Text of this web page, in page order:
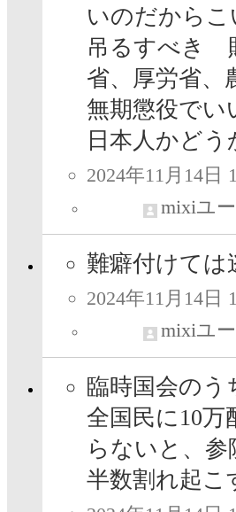
いのだから
吊るすべき
省、厚労省、
無期懲役で
日本人かど
2024年11月14日
mixiユ
難癖付けては
2024年11月14日
mixiユ
臨時国会のう
全国民に10万
らないと、参
半数割れ起こ